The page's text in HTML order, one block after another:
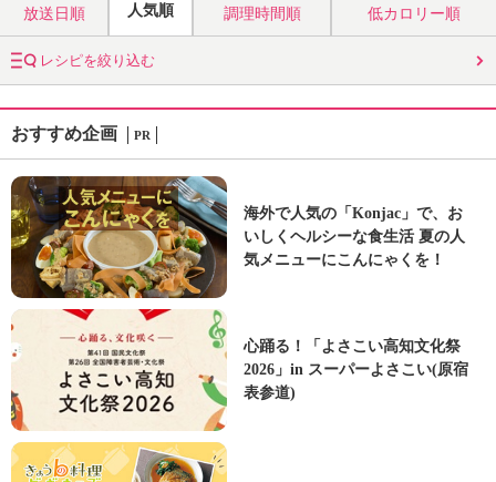
放送日順 人気順 調理時間順 低カロリー順
レシピを絞り込む
おすすめ企画 PR
海外で人気の「Konjac」で、お
いしくヘルシーな食生活 夏の人
気メニューにこんにゃくを！
心踊る！「よさこい高知文化祭
2026」in スーパーよさこい(原宿
表参道)